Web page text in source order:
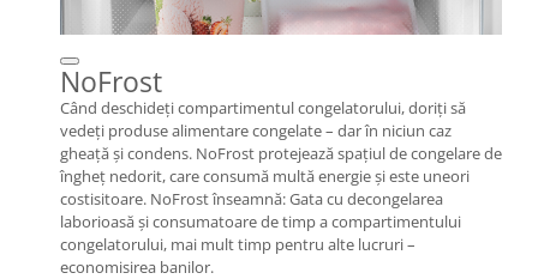
NoFrost
Când deschideţi compartimentul congelatorului, doriţi să
vedeţi produse alimentare congelate – dar în niciun caz
gheaţă şi condens. NoFrost protejează spaţiul de congelare de
îngheţ nedorit, care consumă multă energie şi este uneori
costisitoare. NoFrost înseamnă: Gata cu decongelarea
laborioasă şi consumatoare de timp a compartimentului
congelatorului, mai mult timp pentru alte lucruri –
economisirea banilor.